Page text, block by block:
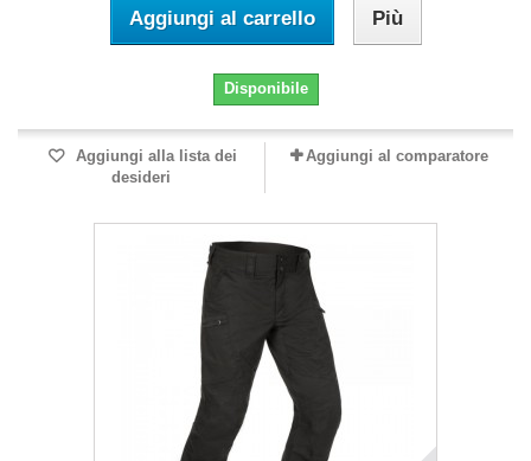
Aggiungi al carrello Più
Disponibile
Aggiungi alla lista dei
desideri
Aggiungi al comparatore